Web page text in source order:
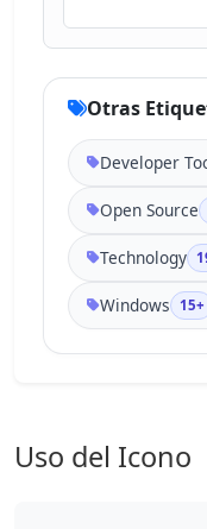
Otras
Developer
Open Source
Technology
Windows 15+
Uso del Icono